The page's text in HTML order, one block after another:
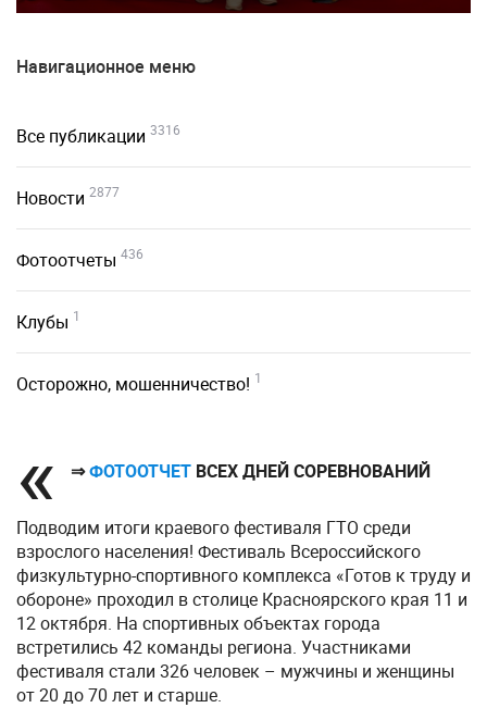
Навигационное меню
Все публикации 3316
Новости 2877
Фотоотчеты 436
Клубы 1
Осторожно, мошенничество! 1
⇒ФОТООТЧЕТ ВСЕХ ДНЕЙ СОРЕВНОВАНИЙ
Подводим итоги краевого фестиваля ГТО среди
взрослого населения! Фестиваль Всероссийского
физкультурно-спортивного комплекса «Готов к труду и
обороне» проходил в столице Красноярского края 11 и
12 октября. На спортивных объектах города
встретились 42 команды региона. Участниками
фестиваля стали 326 человек – мужчины и женщины
от 20 до 70 лет и старше.